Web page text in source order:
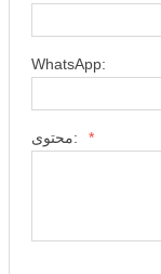
WhatsApp:
محتوى: *